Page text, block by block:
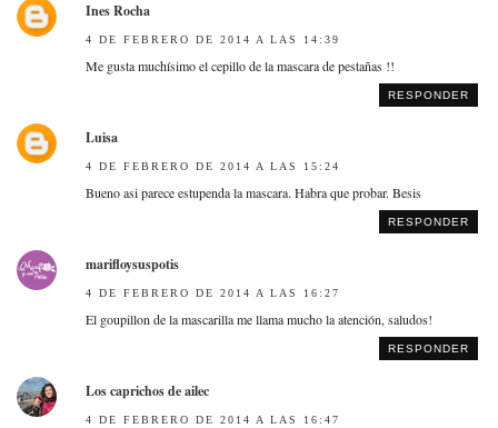
Ines Rocha
4 DE FEBRERO DE 2014 A LAS 14:39
Me gusta muchísimo el cepillo de la mascara de pestañas !!
RESPONDER
Luisa
4 DE FEBRERO DE 2014 A LAS 15:24
Bueno asi parece estupenda la mascara. Habra que probar. Besis
RESPONDER
marifloysuspotis
4 DE FEBRERO DE 2014 A LAS 16:27
El goupillon de la mascarilla me llama mucho la atención, saludos!
RESPONDER
Los caprichos de ailec
4 DE FEBRERO DE 2014 A LAS 16:47